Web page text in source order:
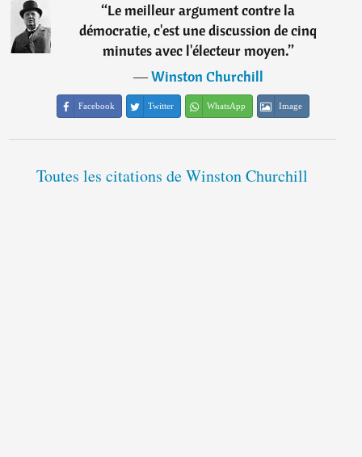
“Le meilleur argument contre la
démocratie, c'est une discussion de cinq
minutes avec l'électeur moyen.”
―Winston Churchill
Facebook Twitter WhatsApp Image
Toutes les citations de Winston Churchill